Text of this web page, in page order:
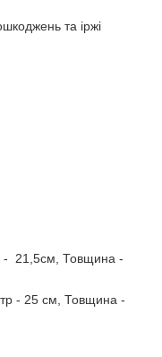
та іржі
- 21,5см, Товщина -
- 25 см, Товщина -